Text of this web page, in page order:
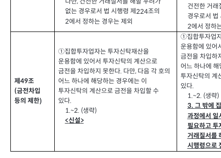
,
없는 경우로서 법 시행령 제224조의
2에서 정하는 경우는 제외
건전한 거래
경우로서 법
2에서 정하
제49조
(금전차입
등의 제한)
①집합투자업자는 투자신탁재산을
운용함에 있어서 투자신탁의 계산으로
금전을 차입하지 못한다. 다만, 다음 각 호의
어느 하나에 해당하는 경우에는 이
투자신탁의 계산으로 금전을 차입할 수
있다.
1.~2. (생략)
<신설>
①집합투자업
운용함에 있어
금전을 차입하
어느 하나에
투자신탁의 계
있다.
1.~2. (생략)
3. 그 밖에
과정에서 일
필요하고 투
거래질서를
시행령으로